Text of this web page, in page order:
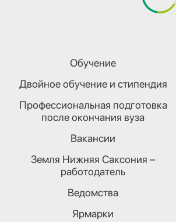
Обучение
Двойное обучение и стипендия
Профессиональная подготовка
после окончания вуза
Вакансии
Земля Нижняя Саксония –
работодатель
Ведомства
Ярмарки